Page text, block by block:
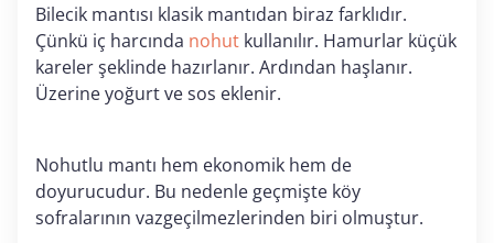
Bilecik mantısı klasik mantıdan biraz farklıdır.
Çünkü iç harcında nohut kullanılır. Hamurlar küçük
kareler şeklinde hazırlanır. Ardından haşlanır.
Üzerine yoğurt ve sos eklenir.
Nohutlu mantı hem ekonomik hem de
doyurucudur. Bu nedenle geçmişte köy
sofralarının vazgeçilmezlerinden biri olmuştur.